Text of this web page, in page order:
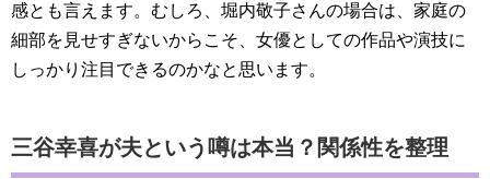
感とも言えます。むしろ、堀内敬子さんの場合は、家庭の
細部を見せすぎないからこそ、女優としての作品や演技に
しっかり注目できるのかなと思います。
三谷幸喜が夫という噂は本当？関係性を整理